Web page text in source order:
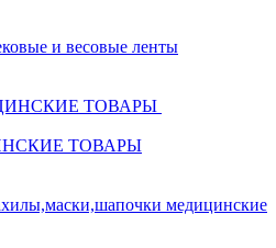
и весовые ленты
ТОВАРЫ
ТОВАРЫ
медицинские